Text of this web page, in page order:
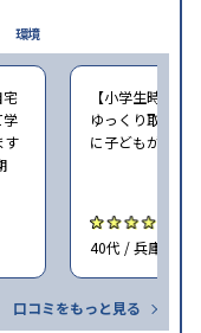
学
す
【小学生時の通
ゆっくり取り組
に子どもが通塾
40代 / 兵庫県 女
口コミをもっと見る
環境